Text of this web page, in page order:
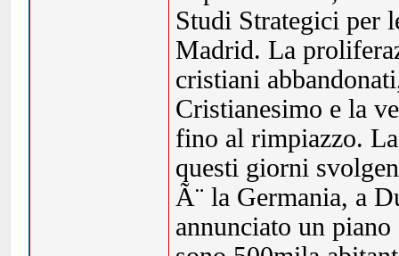
Studi Strategici per
Madrid. La
cristiani
Cristianesimo e la
fino al rimpiazzo.
questi giorni
Ã¨ la Germania, a
annunciato un